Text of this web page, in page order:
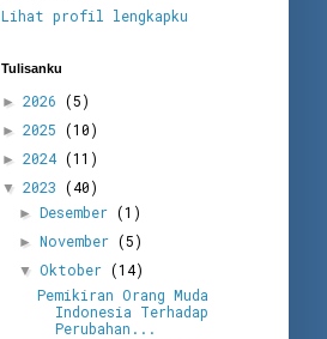
Lihat profil lengkapku
Tulisanku
► 2026 (5)
► 2025 (10)
► 2024 (11)
▼ 2023 (40)
► Desember (1)
► November (5)
▼Oktober (14)
Pemikiran Orang Muda
Indonesia Terhadap
Perubahan...